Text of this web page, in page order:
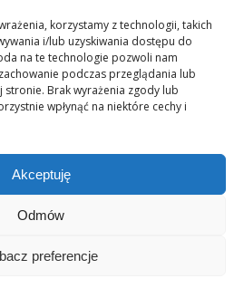
korzystamy z technologii, takich
i/lub uzyskiwania dostępu do
na te technologie pozwoli nam
podczas przeglądania lub
Brak wyrażenia zgody lub
wpłynąć na niektóre cechy i
Akceptuję
Odmów
preferencje
Dudzik. Kocham Cię
2026